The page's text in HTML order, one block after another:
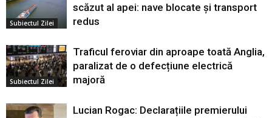
Subiectul Zilei
scăzut al apei: nave blocate și transport
redus
Subiectul Zilei
Traficul feroviar din aproape toată Anglia,
paralizat de o defecțiune electrică
majoră
Lucian Rogac: Declarațiile premierului